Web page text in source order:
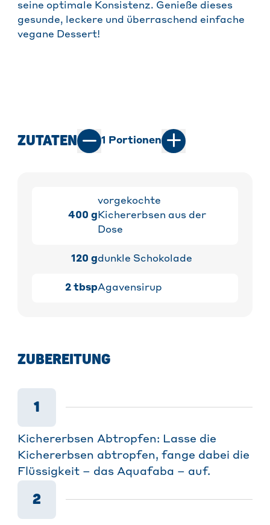
seine optimale Konsistenz. Genieße dieses
gesunde, leckere und überraschend einfache
vegane Dessert!
ZUTATEN 1 Portionen
400 g
vorgekochte
Kichererbsen aus der
Dose
120 gdunkle Schokolade
2 tbspAgavensirup
ZUBEREITUNG
1
Kichererbsen Abtropfen: Lasse die
Kichererbsen abtropfen, fange dabei die
Flüssigkeit – das Aquafaba – auf.
2